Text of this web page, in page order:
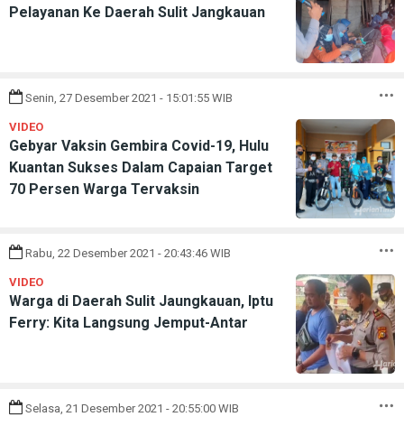
Pelayanan Ke Daerah Sulit Jangkauan
Senin, 27 Desember 2021 - 15:01:55 WIB
VIDEO
Gebyar Vaksin Gembira Covid-19, Hulu
Kuantan Sukses Dalam Capaian Target
70 Persen Warga Tervaksin
Rabu, 22 Desember 2021 - 20:43:46 WIB
VIDEO
Warga di Daerah Sulit Jaungkauan, Iptu
Ferry: Kita Langsung Jemput-Antar
Selasa, 21 Desember 2021 - 20:55:00 WIB